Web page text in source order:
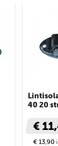
40 20
€
€ 13,90